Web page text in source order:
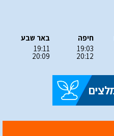
חיפה
19:03
20:12
באר שבע
19:11
20:09